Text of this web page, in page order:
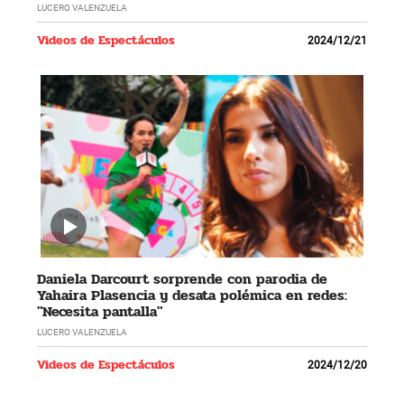
LUCERO VALENZUELA
Videos de Espectáculos 2024/12/21
Daniela Darcourt sorprende con parodia de
Yahaira Plasencia y desata polémica en redes:
"Necesita pantalla"
LUCERO VALENZUELA
Videos de Espectáculos 2024/12/20